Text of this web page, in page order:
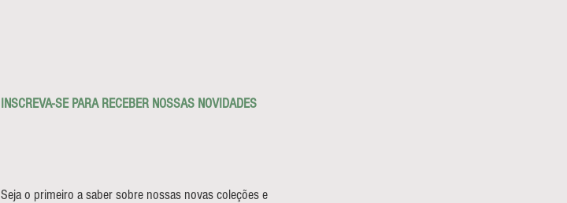
INSCREVA-SE PARA RECEBER NOSSAS NOVIDADES
Seja o primeiro a saber sobre nossas novas coleções e